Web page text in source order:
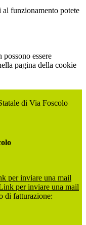
al funzionamento potete
essere
pagina della cookie
di Via Foscolo
per inviare una mail
per inviare una mail
di fatturazione: